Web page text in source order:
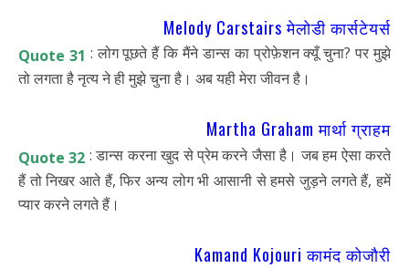
Melody Carstairs मेलोडी कार्सटेयर्स
Quote 31 : लोग पूछते हैं कि मैंने डान्स का प्रोफ़ेशन क्यूँ चुना? पर मुझे
तो लगता है नृत्य ने ही मुझे चुना है। अब यही मेरा जीवन है।
Martha Graham मार्था ग्राहम
Quote 32 : डान्स करना खुद से प्रेम करने जैसा है। जब हम ऐसा करते
हैं तो निखर आते हैं, फिर अन्य लोग भी आसानी से हमसे जुड़ने लगते हैं, हमें
प्यार करने लगते हैं।
Kamand Kojouri कामंद कोजौरी